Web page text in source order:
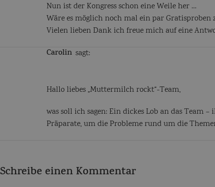
Nun ist der Kongress schon eine Weile her …
Wäre es möglich noch mal ein par Gratisproben
Vielen lieben Dank ich freue mich auf eine
Carolin sagt:
Hallo liebes „Muttermilch rockt“-Team,
was soll ich sagen: Ein dickes Lob an das
Präparate, um die Probleme rund um die
Schreibe einen Kommentar